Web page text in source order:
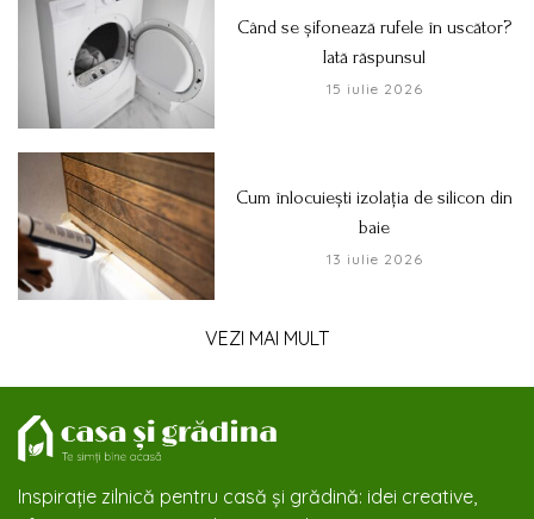
Când se șifonează rufele în uscător?
Iată răspunsul
15 iulie 2026
Cum înlocuiești izolația de silicon din
baie
13 iulie 2026
VEZI MAI MULT
Inspirație zilnică pentru casă și grădină: idei creative,